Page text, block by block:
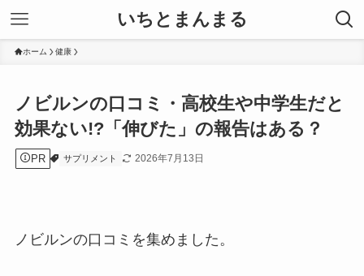
いちとまんまる
ホーム 健康
ノビルンの口コミ・高校生や中学生だと
効果ない!?「伸びた」の報告はある？
PR サプリメント 2026年7月13日
ノビルンの口コミを集めました。